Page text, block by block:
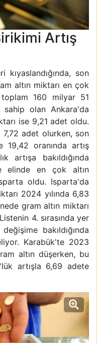
Artış
kıyaslandığında, son
altın miktarı en çok
toplam 160 milyar 51
sahip olan Ankara'da
ise 9,21 adet oldu.
7,72 adet olurken, son
19,42 oranında artış
artışa bakıldığında
elinde en çok altın
oldu. Isparta'da
2024 yılında 6,83
gram altın miktarı
4. sırasında yer
bakıldığında
Karabük'te 2023
altın düşerken, bu
artışla 6,69 adete